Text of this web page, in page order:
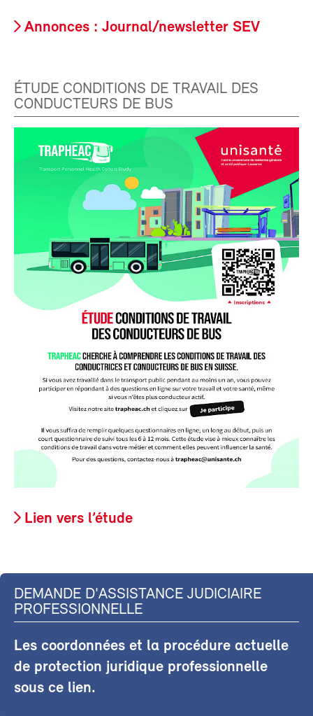
Annonces : Journal/newsletter SEV
ÉTUDE CONDITIONS DE TRAVAIL DES
CONDUCTEURS DE BUS
Lien vers l’étude
DEMANDE D'ASSISTANCE JUDICIAIRE
PROFESSIONNELLE
Les coordonnées et la procédure actuelle
de protection juridique professionnelle
sous ce lien.